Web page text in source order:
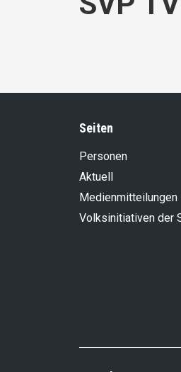
Seiten
Personen
Aktuell
Medienmitteilungen
Volksinitiativen der